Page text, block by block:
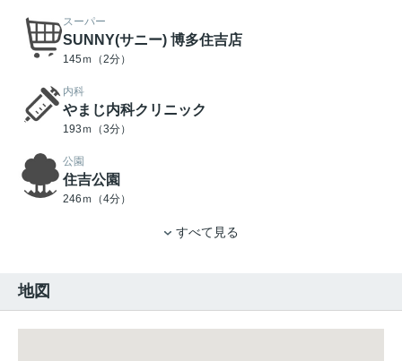
スーパー
SUNNY(サニー) 博多住吉店
145ｍ（2分）
内科
やまじ内科クリニック
193ｍ（3分）
公園
住吉公園
246ｍ（4分）
すべて見る
地図